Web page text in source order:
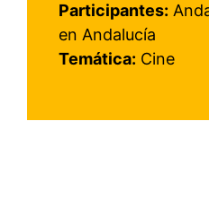
Participantes:
en Andalucía
Temática: Cine